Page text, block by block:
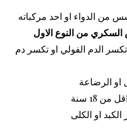
من الدواء او احد مركباته
من النوع الاول
الدم الفولي او تكسر دم
او الرضاعة
18 سنة
او الكلى